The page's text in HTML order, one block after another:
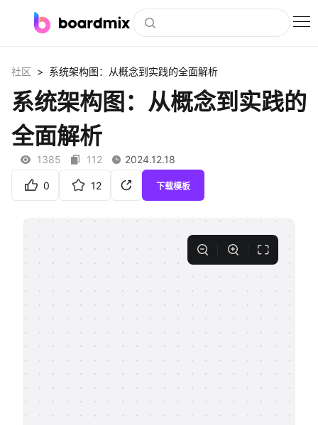
社区资源
会员
企业服务
帮助中心
知识分享社区
社区 > 系统架构图：从概念到实践的全面解析
系统架构图：从概念到实践的
全面解析
1385 112 2024.12.18
0 12 下载模板